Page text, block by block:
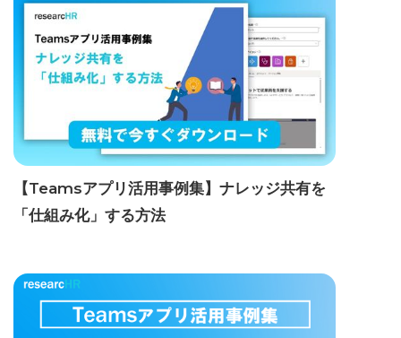
【Teamsアプリ活用事例集】ナレッジ共有を
「仕組み化」する方法